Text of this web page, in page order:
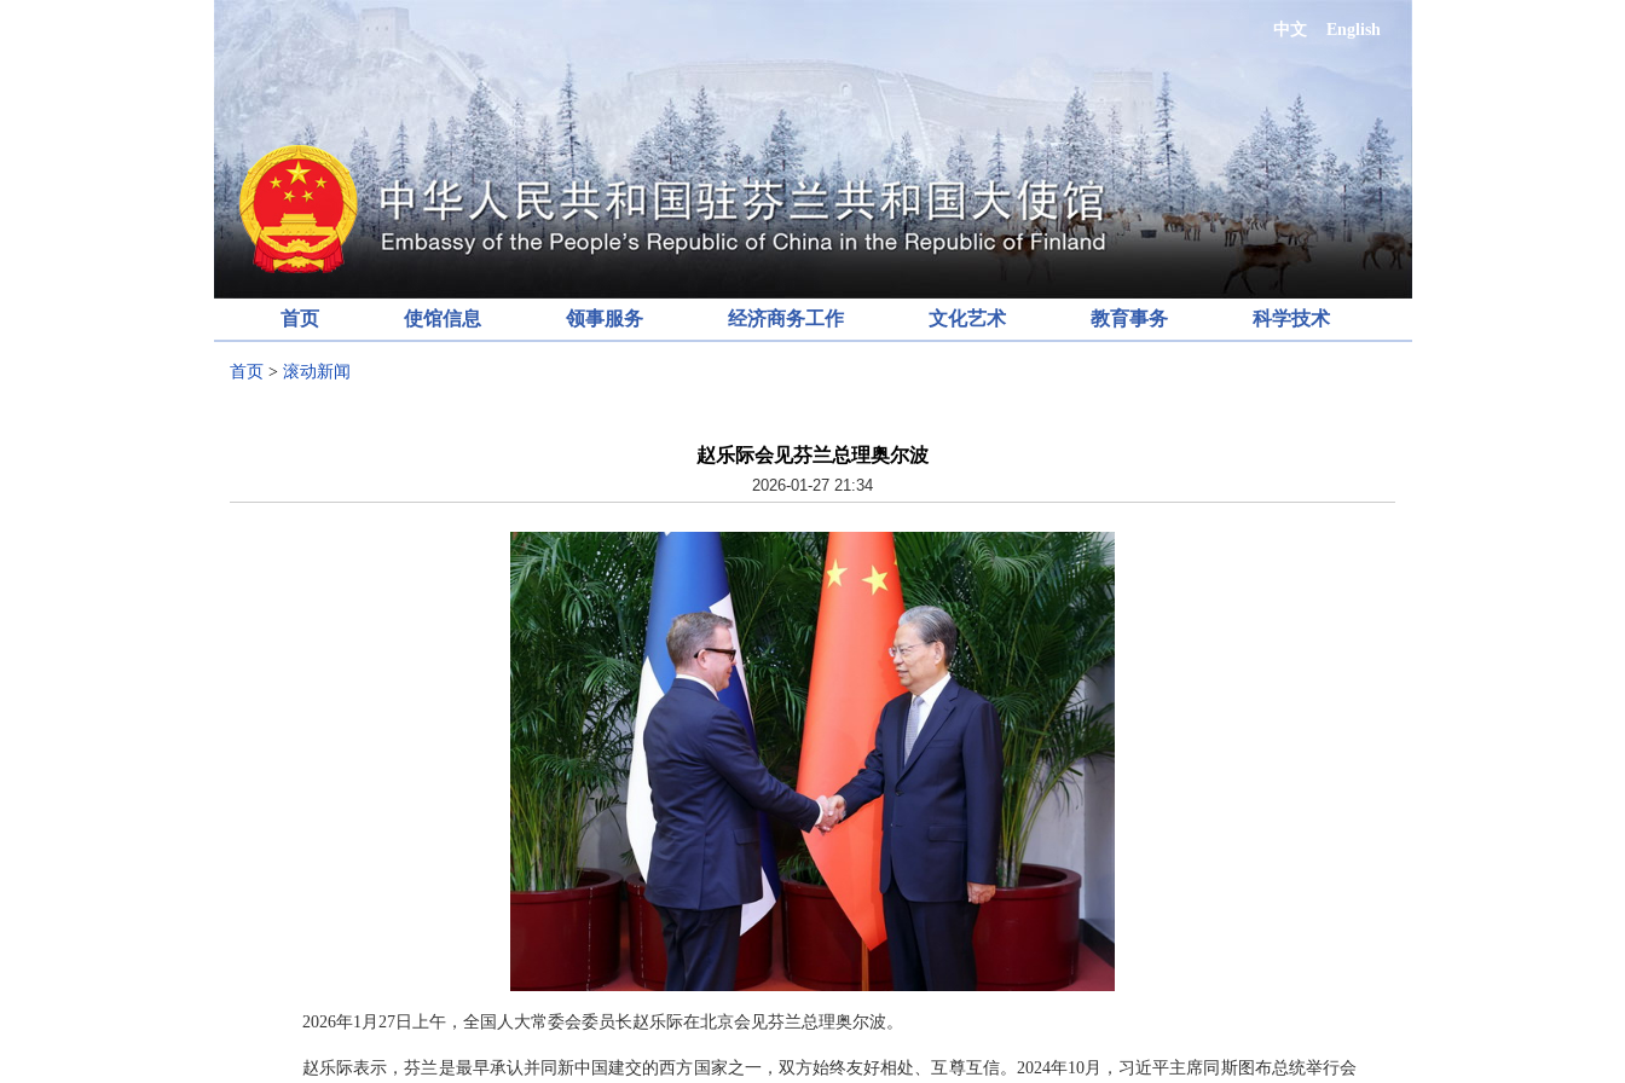
中文 English
首页 使馆信息 领事服务 经济商务工作 文化艺术 教育事务 科学技术
首页 > 滚动新闻
赵乐际会见芬兰总理奥尔波
2026-01-27 21:34
2026年1月27日上午，全国人大常委会委员长赵乐际在北京会见芬兰总理奥尔波。
赵乐际表示，芬兰是最早承认并同新中国建交的西方国家之一，双方始终友好相处、互尊互信。2024年10月，习近平主席同斯图布总统举行会